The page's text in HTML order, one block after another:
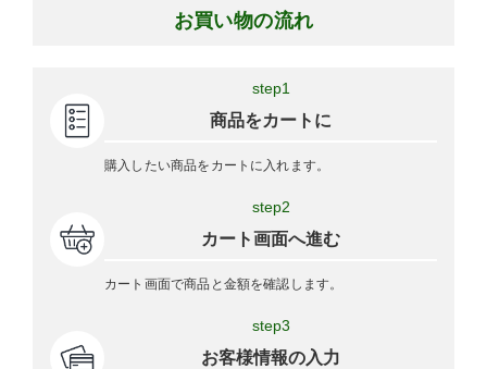
お買い物の流れ
step1
商品をカートに
購入したい商品をカートに入れます。
step2
カート画面へ進む
カート画面で商品と金額を確認します。
step3
お客様情報の入力